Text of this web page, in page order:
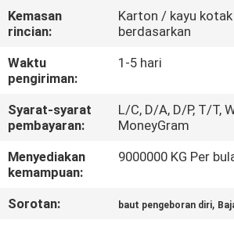
HUBUNGI
KAMI
PERMINTAAN
PENAWARAN
SITEMAP
Kemasan
rincian:
Karton / kayu
berdasarkan
Waktu
pengiriman:
1-5 hari
Syarat-syarat
pembayaran:
L/C, D/A, D/P, T/T,
MoneyGram
Menyediakan
kemampuan:
9000000 KG Per
Sorotan: baut pengeboran diri,